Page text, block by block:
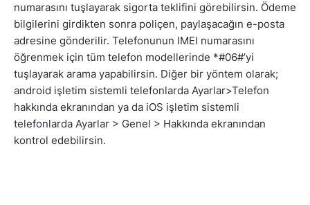
numarasını tuşlayarak sigorta teklifini görebilirsin. Ödeme
bilgilerini girdikten sonra poliçen, paylaşacağın e-posta
adresine gönderilir. Telefonunun IMEI numarasını
öğrenmek için tüm telefon modellerinde *#06#’yi
tuşlayarak arama yapabilirsin. Diğer bir yöntem olarak;
android işletim sistemli telefonlarda Ayarlar>Telefon
hakkında ekranından ya da iOS işletim sistemli
telefonlarda Ayarlar > Genel > Hakkında ekranından
kontrol edebilirsin.